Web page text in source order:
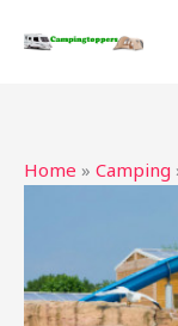
naar
Home » Camping